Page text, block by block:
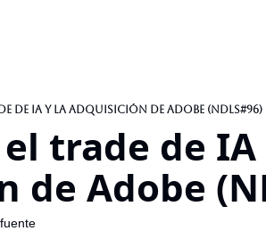
de IA y la adquisición de Adobe (NDLS#96)
trade de IA
de Adobe